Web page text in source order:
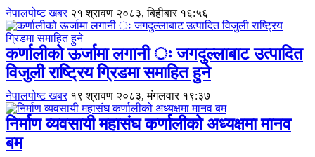
नेपालपोष्ट खबर २१ श्रावण २०८३, बिहीबार १६:५६
कर्णालीको ऊर्जामा लगानी ः जगदुल्लाबाट उत्पादित
विजुली राष्ट्रिय ग्रिडमा समाहित हुने
नेपालपोष्ट खबर १९ श्रावण २०८३, मंगलवार १९:३७
निर्माण व्यवसायी महासंघ कर्णालीको अध्यक्षमा मानव
बम